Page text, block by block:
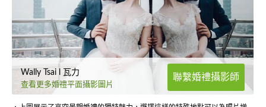
Wally Tsai l 瓦力
查看更多婚禮平面攝影圖片
聯繫婚禮攝影師